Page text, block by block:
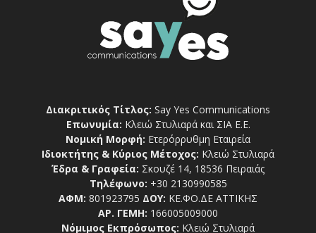
Διακριτικός Τίτλος: Say Yes Communications
Επωνυμία: Κλειώ Στυλιαρά και ΣΙΑ Ε.Ε.
Νομική Μορφή: Ετερόρρυθμη Εταιρεία
Ιδιοκτήτης & Κύριος Μέτοχος: Κλειώ Στυλιαρά
Έδρα & Γραφεία: Σκουζέ 14, 18536 Πειραιάς
Τηλέφωνο: +30 2130990585
ΑΦΜ: 801923795 ΔΟΥ: ΚΕ.ΦΟ.ΔΕ ΑΤΤΙΚΗΣ
ΑΡ. ΓΕΜΗ: 166005009000
Νόμιμος Εκπρόσωπος: Κλειώ Στυλιαρά